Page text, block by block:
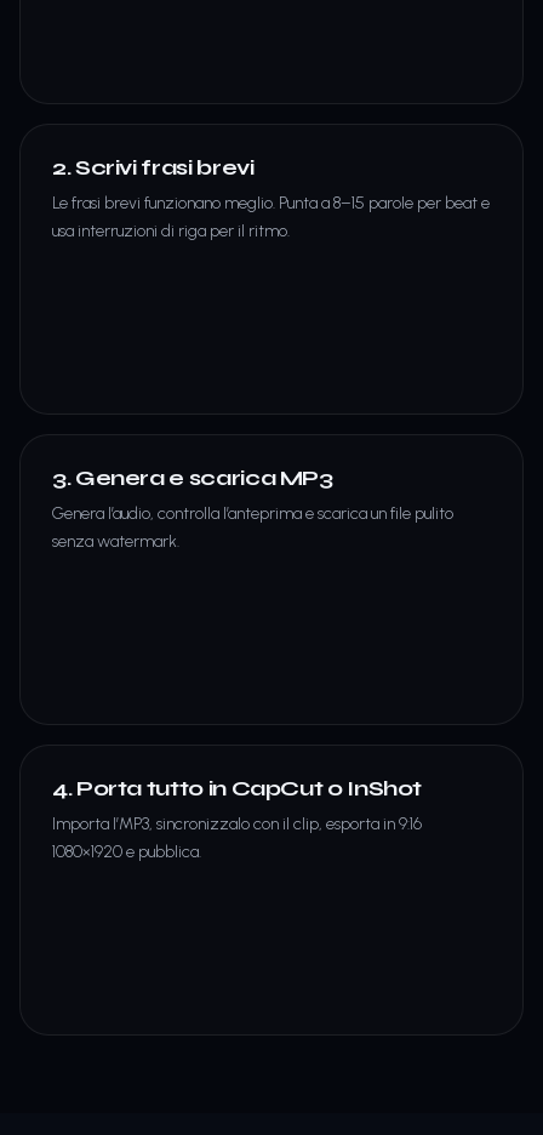
2. Scrivi frasi brevi
Le frasi brevi funzionano meglio. Punta a 8–15 parole per beat e
usa interruzioni di riga per il ritmo.
3. Genera e scarica MP3
Genera l’audio, controlla l’anteprima e scarica un file pulito
senza watermark.
4. Porta tutto in CapCut o InShot
Importa l’MP3, sincronizzalo con il clip, esporta in 9:16
1080×1920 e pubblica.